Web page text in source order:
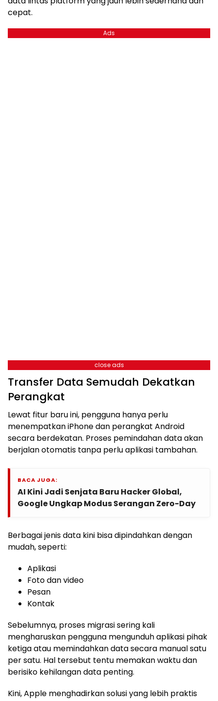
cepat.
Ads
close ads
Transfer Data Semudah Dekatkan
Perangkat
Lewat fitur baru ini, pengguna hanya perlu
menempatkan iPhone dan perangkat Android
secara berdekatan. Proses pemindahan data akan
berjalan otomatis tanpa perlu aplikasi tambahan.
BACA JUGA:
AI Kini Jadi Senjata Baru Hacker Global,
Google Ungkap Modus Serangan Zero-Day
Berbagai jenis data kini bisa dipindahkan dengan
mudah, seperti:
Aplikasi
Foto dan video
Pesan
Kontak
Sebelumnya, proses migrasi sering kali
mengharuskan pengguna mengunduh aplikasi pihak
ketiga atau memindahkan data secara manual satu
per satu. Hal tersebut tentu memakan waktu dan
berisiko kehilangan data penting.
Kini, Apple menghadirkan solusi yang lebih praktis